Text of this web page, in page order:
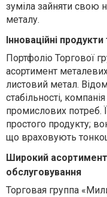
зуміла зайняти свою
металу.
Інноваційні
Портфоліо Торгової
асортимент
листовий метал.
стабільності,
промислових потреб.
простого продукту;
що враховують
Широкий
обслуговування
Торговая группа